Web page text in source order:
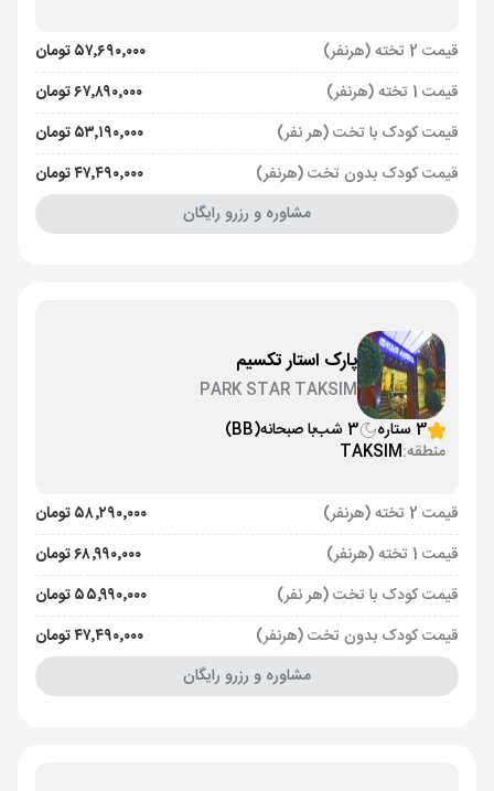
قیمت 2 تخته (هرنفر)
۵۷٬۶۹۰٬۰۰۰ تومان
قیمت 1 تخته (هرنفر)
۶۷٬۸۹۰٬۰۰۰ تومان
قیمت کودک با تخت (هر نفر)
۵۳٬۱۹۰٬۰۰۰ تومان
قیمت کودک بدون تخت (هرنفر)
۴۷٬۴۹۰٬۰۰۰ تومان
مشاوره و رزرو رایگان
پارک استار تکسیم
PARK STAR TAKSIM
3 ستاره
3 شب با صبحانه(BB)
منطقه:TAKSIM
قیمت 2 تخته (هرنفر)
۵۸٬۲۹۰٬۰۰۰ تومان
قیمت 1 تخته (هرنفر)
۶۸٬۹۹۰٬۰۰۰ تومان
قیمت کودک با تخت (هر نفر)
۵۵٬۹۹۰٬۰۰۰ تومان
قیمت کودک بدون تخت (هرنفر)
۴۷٬۴۹۰٬۰۰۰ تومان
مشاوره و رزرو رایگان